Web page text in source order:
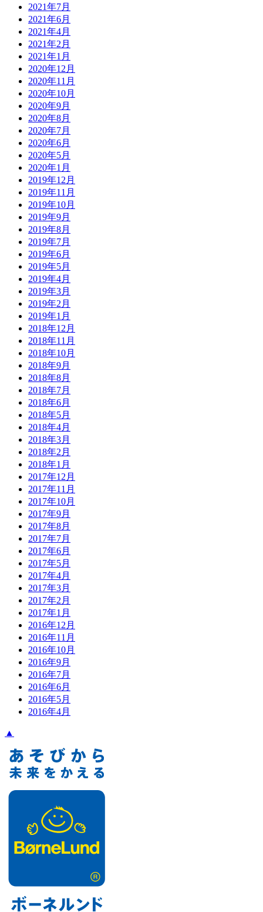
2021年7月
2021年6月
2021年4月
2021年2月
2021年1月
2020年12月
2020年11月
2020年10月
2020年9月
2020年8月
2020年7月
2020年6月
2020年5月
2020年1月
2019年12月
2019年11月
2019年10月
2019年9月
2019年8月
2019年7月
2019年6月
2019年5月
2019年4月
2019年3月
2019年2月
2019年1月
2018年12月
2018年11月
2018年10月
2018年9月
2018年8月
2018年7月
2018年6月
2018年5月
2018年4月
2018年3月
2018年2月
2018年1月
2017年12月
2017年11月
2017年10月
2017年9月
2017年8月
2017年7月
2017年6月
2017年5月
2017年4月
2017年3月
2017年2月
2017年1月
2016年12月
2016年11月
2016年10月
2016年9月
2016年7月
2016年6月
2016年5月
2016年4月
▲